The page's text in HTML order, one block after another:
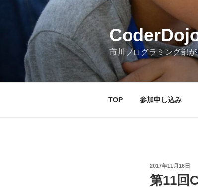
市川プログラミング部
TOP 参加申し込み
投
稿
日:
2017年11月16日
第11回